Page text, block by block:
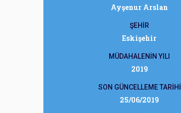
Ayşenur Arslan
ŞEHİR
Eskişehir
MÜDAHALENİN YILI
2019
SON GÜNCELLEME TARİHİ
25/06/2019